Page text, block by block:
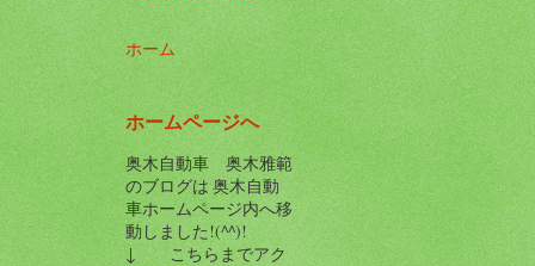
ホーム
ホームページへ
奥木自動車 奥木雅範
のブログは 奥木自動
車ホームページ内へ移
動しました!(^^)!
↓ こちらまでアク